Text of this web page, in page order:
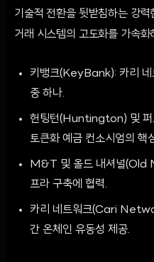
기술적 전환을 뒷받침하는 강
거래 시스템의 고도화를 가속화
키뱅크(KeyBank): 카리 네
중 하나.
헌팅턴(Huntington) 및
토큰화 예금 컨소시엄의 핵
M&T 및 올드 내셔널(Old
프라 구축에 협력.
카리 네트워크(Cari
간 온체인 유동성 제공.